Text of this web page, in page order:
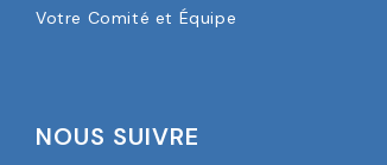
Votre Comité et Équipe
NOUS SUIVRE